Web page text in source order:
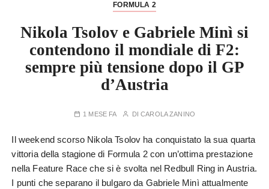
FORMULA 2
Nikola Tsolov e Gabriele Minì si
contendono il mondiale di F2:
sempre più tensione dopo il GP
d’Austria
1 MESE FA DICAROLA ZANINO
Il weekend scorso Nikola Tsolov ha conquistato la sua quarta
vittoria della stagione di Formula 2 con un’ottima prestazione
nella Feature Race che si è svolta nel Redbull Ring in Austria.
I punti che separano il bulgaro da Gabriele Minì attualmente